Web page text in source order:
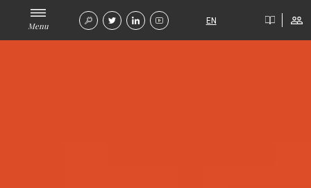
Menu EN